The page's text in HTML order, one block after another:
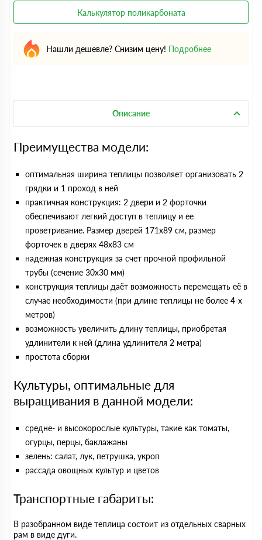
Калькулятор поликарбоната
Нашли дешевле? Снизим цену! Подробнее
Описание
Преимущества модели:
оптимальная ширина теплицы позволяет организовать 2
грядки и 1 проход в ней
практичная конструкция: 2 двери и 2 форточки
обеспечивают легкий доступ в теплицу и ее
проветривание. Размер дверей 171х89 cм, размер
форточек в дверях 48х83 см
надежная конструкция за счет прочной профильной
трубы (сечение 30х30 мм)
конструкция теплицы даёт возможность перемещать её в
случае необходимости (при длине теплицы не более 4-х
метров)
возможность увеличить длину теплицы, приобретая
удлинители к ней (длина удлинителя 2 метра)
простота сборки
Культуры, оптимальные для
выращивания в данной модели:
средне- и высокорослые культуры, такие как томаты,
огурцы, перцы, баклажаны
зелень: салат, лук, петрушка, укроп
рассада овощных культур и цветов
Транспортные габариты:
В разобранном виде теплица состоит из отдельных сварных
рам в виде дуги.